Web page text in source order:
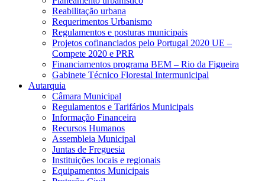
Reabilitação urbana
Requerimentos Urbanismo
Regulamentos e posturas municipais
Projetos cofinanciados pelo Portugal 2020 UE –
Compete 2020 e PRR
Financiamentos programa BEM – Rio da Figueira
Gabinete Técnico Florestal Intermunicipal
Autarquia
Câmara Municipal
Regulamentos e Tarifários Municipais
Informação Financeira
Recursos Humanos
Assembleia Municipal
Juntas de Freguesia
Instituições locais e regionais
Equipamentos Municipais